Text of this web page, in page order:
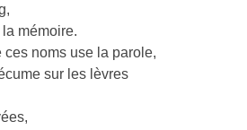
mémoire.
ces noms use la parole,
sur les lèvres